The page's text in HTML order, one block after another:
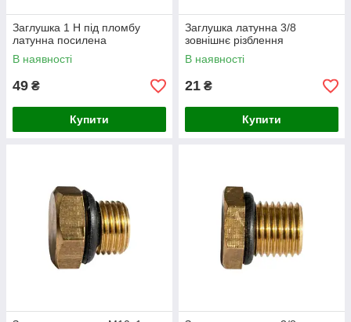
Заглушка 1 Н під пломбу
латунна посилена
В наявності
49 ₴
Купити
Заглушка латунна 3/8
зовнішнє різблення
В наявності
21 ₴
Купити